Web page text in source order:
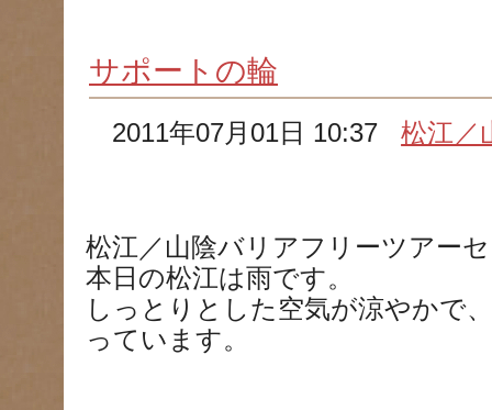
サポートの輪
2011年07月01日 10:37松江／
松江／山陰バリアフリーツアー
本日の松江は雨です。
しっとりとした空気が涼やかで
っています。